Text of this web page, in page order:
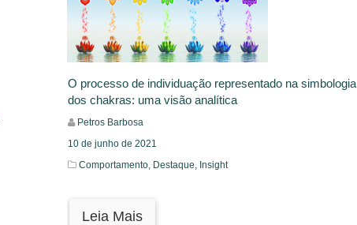
O processo de individuação representado na simbologia
dos chakras: uma visão analítica
Petros Barbosa
10 de junho de 2021
Comportamento, Destaque, Insight
Leia Mais